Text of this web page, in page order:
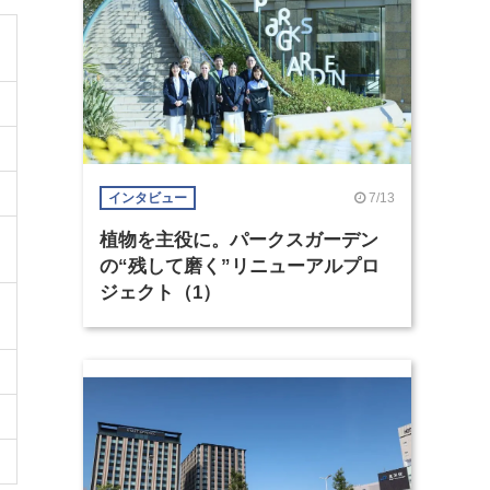
インタビュー 7/13
植物を主役に。パークスガーデン
の“残して磨く”リニューアルプロ
ジェクト（1）